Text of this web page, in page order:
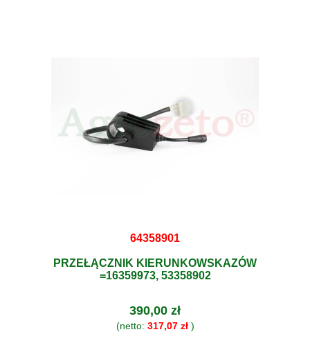
64358901
PRZEŁĄCZNIK KIERUNKOWSKAZÓW
=16359973, 53358902
390,00 zł
(netto: 317,07 zł)